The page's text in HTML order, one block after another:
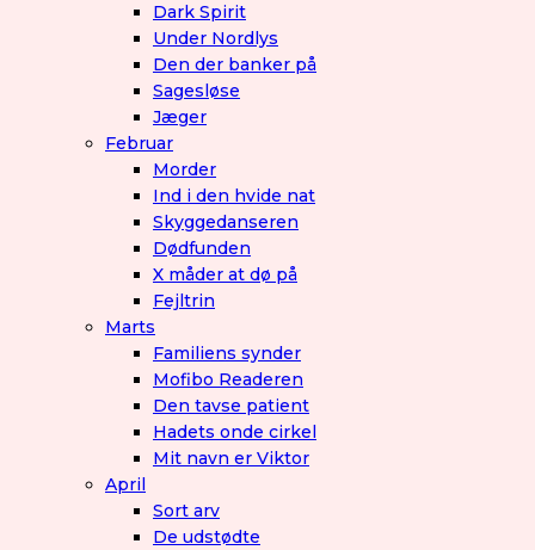
Dark Spirit
Under Nordlys
Den der banker på
Sagesløse
Jæger
Februar
Morder
Ind i den hvide nat
Skyggedanseren
Dødfunden
X måder at dø på
Fejltrin
Marts
Familiens synder
Mofibo Readeren
Den tavse patient
Hadets onde cirkel
Mit navn er Viktor
April
Sort arv
De udstødte